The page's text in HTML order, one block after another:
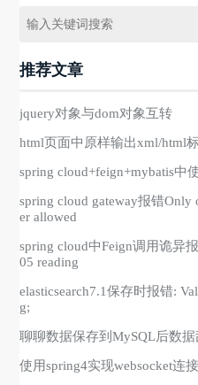
推荐文章
jquery对象与dom对象互转
html页面中原样输出xml/html
spring cloud+feign+mybatis中
spring cloud gateway报错Only
er allowed
spring cloud中Feign调用诡异
05 reading
elasticsearch7.1保存时报错:
g;
聊聊数据保存到MySQL后数
使用spring4实现websocket连接